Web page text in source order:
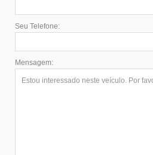
Seu Telefone:
Mensagem: